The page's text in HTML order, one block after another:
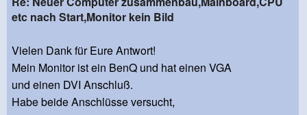
etc nach Start,Monitor kein Bild
Vielen Dank für Eure Antwort!
Mein Monitor ist ein BenQ und hat einen VGA
und einen DVI Anschluß.
Habe beide Anschlüsse versucht,